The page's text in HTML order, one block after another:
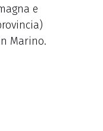
e
Marino.